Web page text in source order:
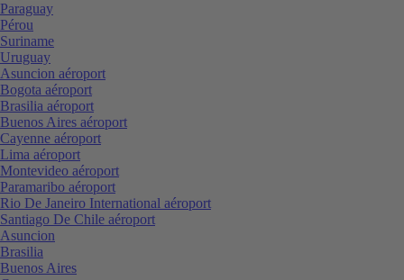
Paraguay
Pérou
Suriname
Uruguay
Asuncion aéroport
Bogota aéroport
Brasilia aéroport
Buenos Aires aéroport
Cayenne aéroport
Lima aéroport
Montevideo aéroport
Paramaribo aéroport
Rio De Janeiro International aéroport
Santiago De Chile aéroport
Asuncion
Brasilia
Buenos Aires